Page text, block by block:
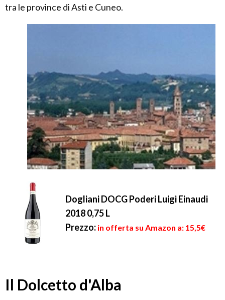
tra le province di Asti e Cuneo.
Dogliani DOCG Poderi Luigi Einaudi
2018 0,75 L
Prezzo: in offerta su Amazon a: 15,5€
Il Dolcetto d'Alba